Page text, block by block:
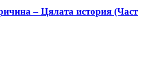
– Цялата история (Част